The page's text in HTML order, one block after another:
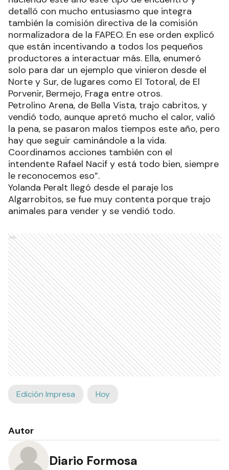
detalló con mucho entusiasmo que integra
también la comisión directiva de la comisión
normalizadora de la FAPEO. En ese orden explicó
que están incentivando a todos los pequeños
productores a interactuar más. Ella, enumeró
solo para dar un ejemplo que vinieron desde el
Norte y Sur, de lugares como El Totoral, de El
Porvenir, Bermejo, Fraga entre otros.
Petrolino Arena, de Bella Vista, trajo cabritos, y
vendió todo, aunque apretó mucho el calor, valió
la pena, se pasaron malos tiempos este año, pero
hay que seguir caminándole a la vida.
Coordinamos acciones también con el
intendente Rafael Nacif y está todo bien, siempre
le reconocemos eso”.
Yolanda Peralt llegó desde el paraje los
Algarrobitos, se fue muy contenta porque trajo
animales para vender y se vendió todo.
Ads
Edición Impresa Hoy
Autor
Diario Formosa